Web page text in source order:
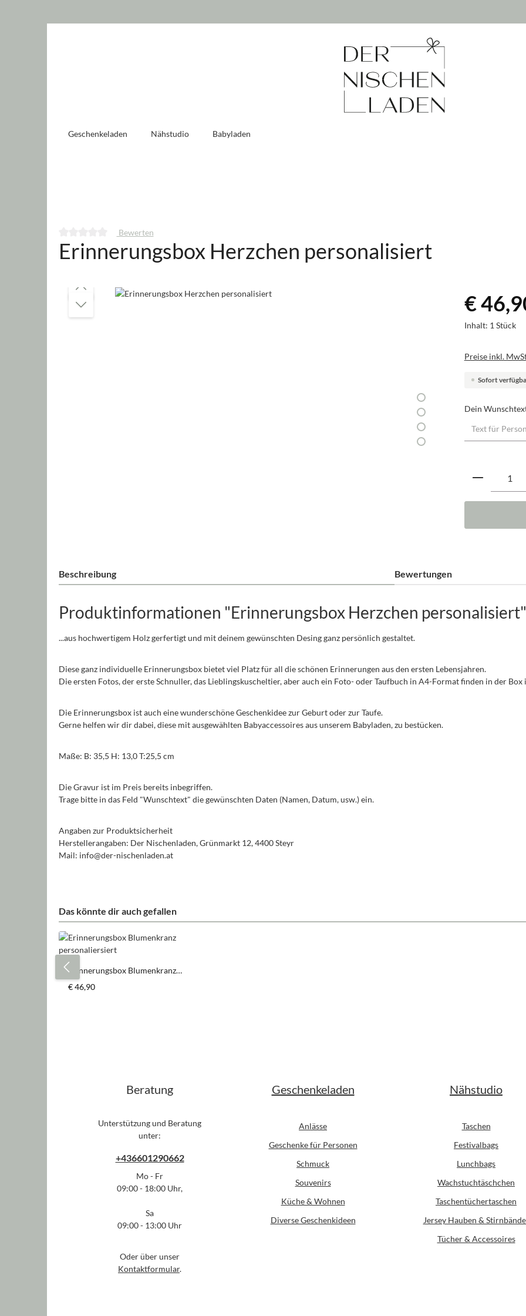
Geschenkeladen Nähstudio Babyladen
Durchschnittliche Bewertung von 0 von 5 Sternen
Bewerten
Erinnerungsbox Herzchen personalisiert
Bildergalerie überspringen €
Inhalt: 1 Stück
Preise inkl.
Sofort
Dein
Produkt
Beschreibung Bewertungen
Produktinformationen "Erinnerungsbox Herzchen personalisiert"
...aus hochwertigem Holz gerfertigt und mit deinem gewünschten Desing ganz persönlich gestaltet.
Diese ganz individuelle Erinnerungsbox bietet viel Platz für all die schönen Erinnerungen aus den ersten Lebensjahren.
Die ersten Fotos, der erste Schnuller, das Lieblingskuscheltier, aber auch ein Foto- oder Taufbuch in A4-Format finden in der Box
Die Erinnerungsbox ist auch eine wunderschöne Geschenkidee zur Geburt oder zur Taufe.
Gerne helfen wir dir dabei, diese mit ausgewählten Babyaccessoires aus unserem Babyladen, zu bestücken.
Maße: B: 35,5 H: 13,0 T:25,5 cm
Die Gravur ist im Preis bereits inbegriffen.
Trage bitte in das Feld "Wunschtext" die gewünschten Daten (Namen, Datum, usw.) ein.
Angaben zur Produktsicherheit
Herstellerangaben: Der Nischenladen, Grünmarkt 12, 4400 Steyr
Mail: info@der-nischenladen.at
Das könnte dir auch gefallen
Produktgalerie überspringen
Erinnerungsbox Blumenkranz
personaliersiert
Regulärer Preis:
€ 46,90
Beratung
Unterstützung und Beratung
unter:
+436601290662
Mo - Fr
09:00 - 18:00 Uhr,
Sa
09:00 - 13:00 Uhr
Oder über unser
Kontaktformular.
Geschenkeladen
Anlässe
Geschenke für Personen
Schmuck
Souvenirs
Küche & Wohnen
Diverse Geschenkideen
Nähstudio
Taschen
Festivalbags
Lunchbags
Wachstuchtäschchen
Taschentüchertaschen
Jersey Hauben &
Tücher & Accessoires